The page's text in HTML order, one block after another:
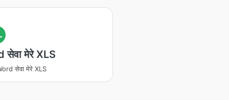
सेवा मेरे XLS
सेवा मेरे XLS